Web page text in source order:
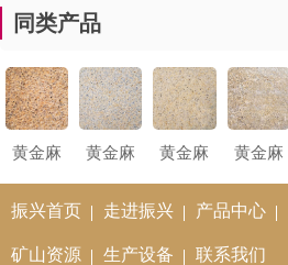
同类产品
黄金麻
黄金麻
黄金麻
黄金麻
振兴首页 走进振兴 产品中心
矿山资源 生产设备 联系我们